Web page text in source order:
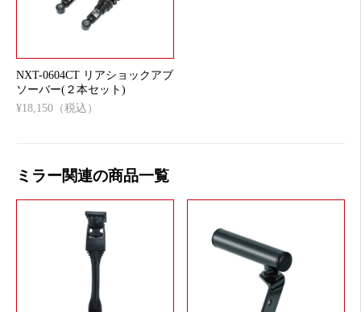
NXT-0604CT リアショックアブ
ソーバー(２本セット)
¥18,150（税込）
ミラー関連の商品一覧